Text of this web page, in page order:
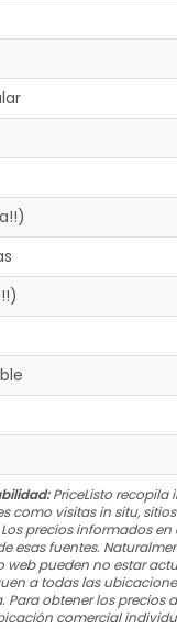
PriceListo recopila
como visitas in situ,
precios informados
esas fuentes.
web pueden no estar
a todas las
obtener los precios
comercial